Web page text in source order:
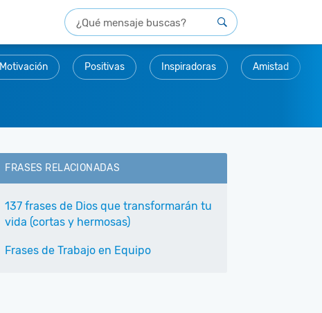
Motivación Positivas Inspiradoras Amistad
FRASES RELACIONADAS
137 frases de Dios que transformarán tu
vida (cortas y hermosas)
Frases de Trabajo en Equipo